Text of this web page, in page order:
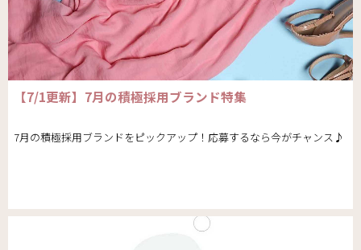
【7/1更新】7月の積極採用ブランド特集
7月の積極採用ブランドをピックアップ！応募するなら今がチャンス♪